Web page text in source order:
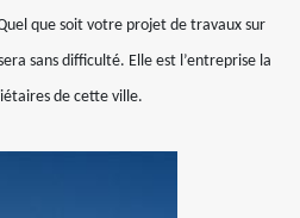
que soit votre projet de travaux sur
sans difficulté. Elle est l’entreprise la
de cette ville.